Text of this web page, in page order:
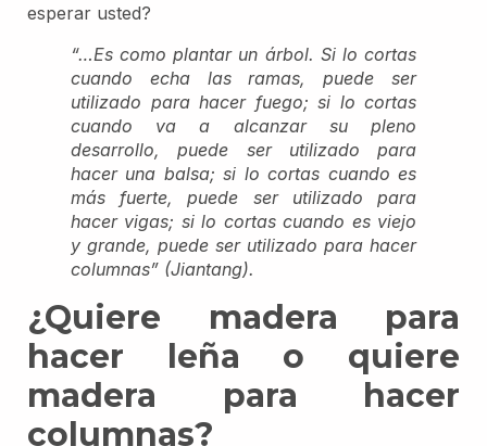
esperar usted?
“…Es como plantar un árbol. Si lo cortas
cuando echa las ramas, puede ser
utilizado para hacer fuego; si lo cortas
cuando va a alcanzar su pleno
desarrollo, puede ser utilizado para
hacer una balsa; si lo cortas cuando es
más fuerte, puede ser utilizado para
hacer vigas; si lo cortas cuando es viejo
y grande, puede ser utilizado para hacer
columnas” (Jiantang).
¿Quiere madera para
hacer leña o quiere
madera para hacer
columnas?